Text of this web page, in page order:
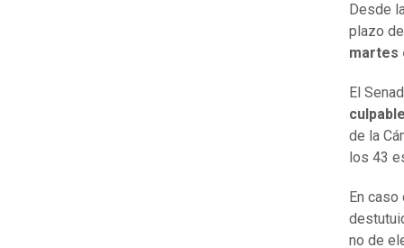
Desde
plazo
martes
El
de la
los 43
En
no de